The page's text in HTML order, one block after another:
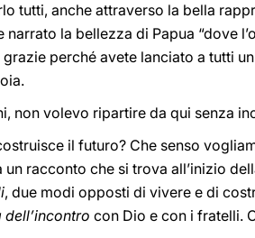
tutti, anche attraverso la bella
narrato la bellezza di Papua “dove
perché avete lanciato a tutti
non volevo ripartire da qui senza
il futuro? Che senso
un racconto che si trova all’inizio
, due modi opposti di vivere e di
con Dio e con i fratelli.